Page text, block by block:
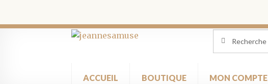
Aller
navigation
Aller
pour :
ACCUEIL BOUTIQUE MON COMPTE